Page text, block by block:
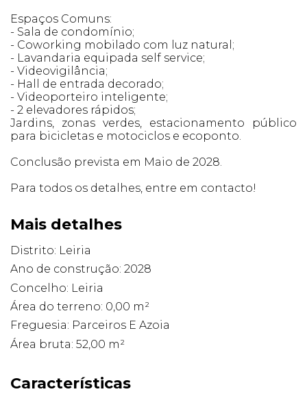
Espaços Comuns:
- Sala de condomínio;
- Coworking mobilado com luz natural;
- Lavandaria equipada self service;
- Videovigilância;
- Hall de entrada decorado;
- Videoporteiro inteligente;
- 2 elevadores rápidos;
Jardins, zonas verdes, estacionamento público
para bicicletas e motociclos e ecoponto.
Conclusão prevista em Maio de 2028.
Para todos os detalhes, entre em contacto!
Mais detalhes
Distrito: Leiria
Ano de construção: 2028
Concelho: Leiria
Área do terreno: 0,00 m²
Freguesia: Parceiros E Azoia
Área bruta: 52,00 m²
Características